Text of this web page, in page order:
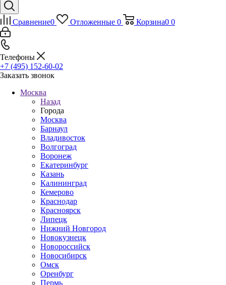
Сравнение0 Отложенные 0 Корзина0 0
Телефоны
+7 (495) 152-60-02
Заказать звонок
Москва
Назад
Города
Москва
Барнаул
Владивосток
Волгоград
Воронеж
Екатеринбург
Казань
Калининград
Кемерово
Краснодар
Красноярск
Липецк
Нижний Новгород
Новокузнецк
Новороссийск
Новосибирск
Омск
Оренбург
Пермь